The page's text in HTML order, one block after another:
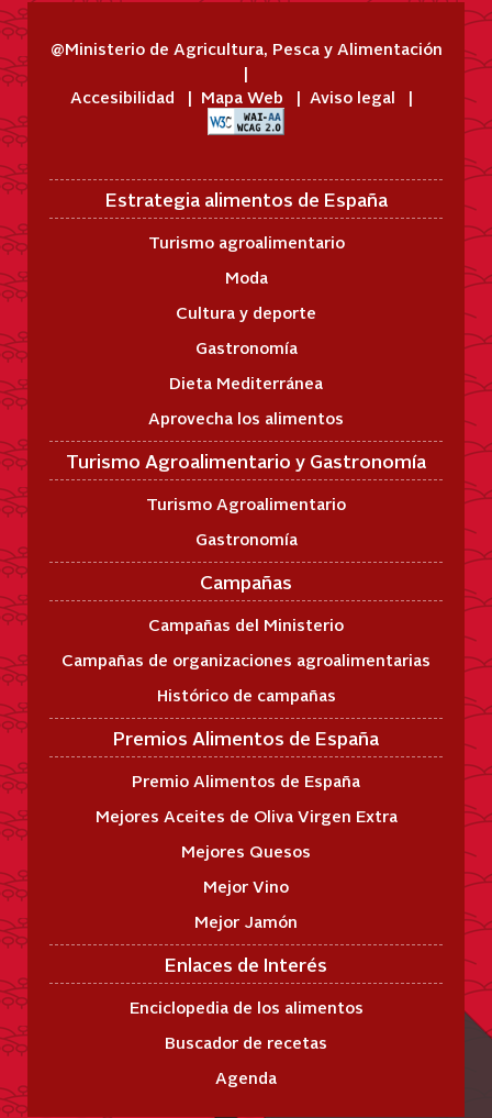
@Ministerio de Agricultura, Pesca y Alimentación
Accesibilidad Mapa Web Aviso legal
Estrategia alimentos de España
Turismo agroalimentario
Moda
Cultura y deporte
Gastronomía
Dieta Mediterránea
Aprovecha los alimentos
Turismo Agroalimentario y Gastronomía
Turismo Agroalimentario
Gastronomía
Campañas
Campañas del Ministerio
Campañas de organizaciones agroalimentarias
Histórico de campañas
Premios Alimentos de España
Premio Alimentos de España
Mejores Aceites de Oliva Virgen Extra
Mejores Quesos
Mejor Vino
Mejor Jamón
Enlaces de Interés
Enciclopedia de los alimentos
Buscador de recetas
Agenda